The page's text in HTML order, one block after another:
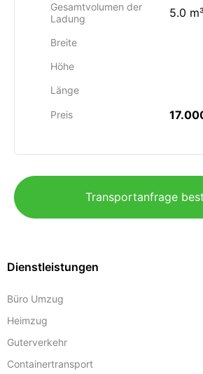
Gesamtvolumen der
Ladung
5.0
Breite
Höhe
Länge
Preis
Transportanfrage
Dienstleistungen
Büro Umzug
Heimzug
Guterverkehr
Containertransport